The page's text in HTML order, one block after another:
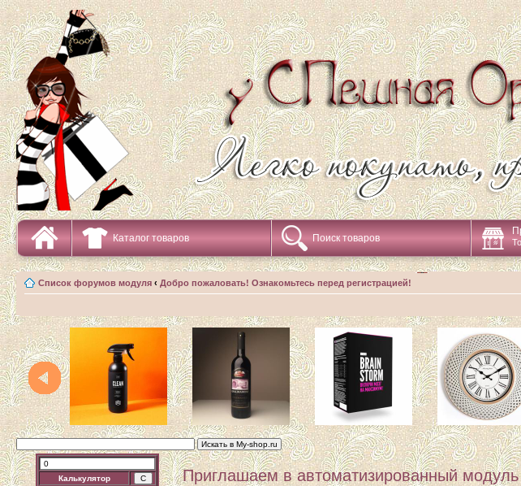
Каталог товаров Поиск товаров
Список форумов модуля ‹ Добро пожаловать! Ознакомьтесь перед регистрацией!
Калькулятор Приглашаем в автоматизированный